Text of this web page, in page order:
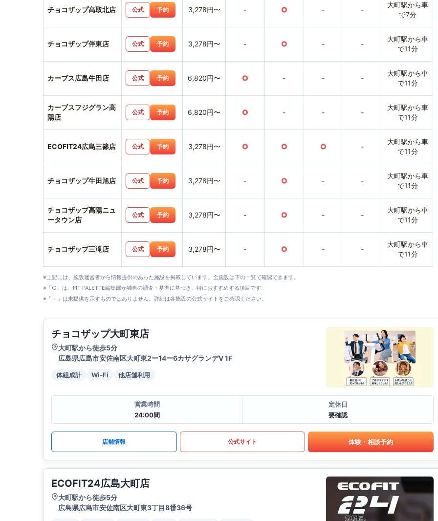
チョコザップ高取北店 公式 予約 3,278円〜 - ○ - -
大町駅から車
で7分
チョコザップ伴東店 公式 予約 3,278円〜 - ○ - -
大町駅から車
で11分
カーブス広島牛田店 公式 予約 6,820円〜 ○ - - -
大町駅から車
で11分
カーブスフジグラン高
陽店
公式 予約 6,820円〜 ○ - - -
大町駅から車
で11分
ECOFIT24広島三篠店 公式 予約 3,278円〜 ○ ○ ○ -
大町駅から車
で11分
チョコザップ牛田旭店 公式 予約 3,278円〜 - ○ - -
大町駅から車
で11分
チョコザップ高陽ニュ
ータウン店
公式 予約 3,278円〜 - ○ - -
大町駅から車
で11分
チョコザップ三滝店 公式 予約 3,278円〜 - ○ - -
大町駅から車
で11分
※上記には、施設運営者から情報提供のあった施設を掲載しています。全施設は下の一覧で確認できます。
※「○」は、FIT PALETTE編集部が独自の調査・基準に基づき、特におすすめする項目です。
※「－」は未提供を示すものではありません。詳細は各施設の公式サイトをご確認ください。
チョコザップ大町東店
大町駅から徒歩5分
広島県広島市安佐南区大町東2ー14ー6カサグランデV 1F
体組成計 Wi-Fi 他店舗利用
営業時間
24:00間
定休日
要確認
店舗情報 公式サイト 体験・相談予約
ECOFIT24広島大町店
大町駅から徒歩5分
広島県広島市安佐南区大町東3丁目8番36号